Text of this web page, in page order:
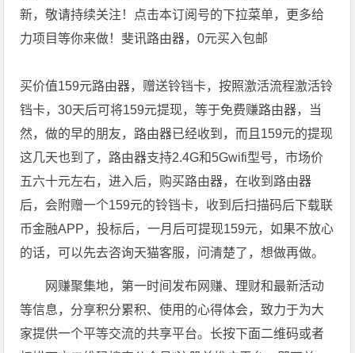
新，敬请持续关注！点击本订阅号的下拉菜单，更多给
力项目等你来做！斐讯路由器，0元买入包邮
买价值159元路由器，赠送铃铛卡，按照激活流程激活铃
铛卡，30天后可将159元提现，等于免费赚路由器，当
然，做的早的朋友，路由器已经收到，而且159元的提现
这几天也到了，路由器支持2.4G和5Gwifi型号，市场价
五六十元左右，进入后，购买路由器，在收到路由器
后，会附赠一个159元的铃铛卡，收到后扫描码后下载联
币金融APP，投标后，一月后可提现159元，如果不放心
的话，可以先去咨询天猫客服，问清楚了，想做再做。
网赚聚集地，第一时间发布网赚、理财和最新活动
等信息，分享积分累积、使用的心得体会，致力于为大
家提供一个平等交流的共享平台。长按下面二维码或者